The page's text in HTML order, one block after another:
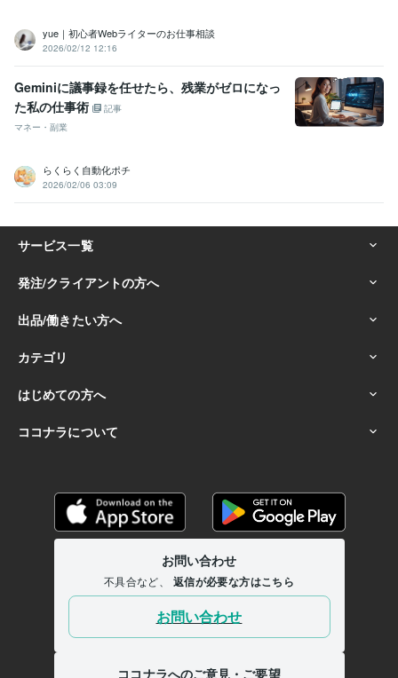
yue｜初心者Webライターのお仕事相談
2026/02/12 12:16
Geminiに議事録を任せたら、残業がゼロになっ
た私の仕事術
記事
マネー・副業
らくらく自動化ポチ
2026/02/06 03:09